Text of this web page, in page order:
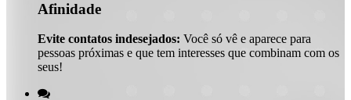
Afinidade
Evite contatos indesejados: Você só vê e aparece para
pessoas próximas e que tem interesses que combinam com os
seus!
